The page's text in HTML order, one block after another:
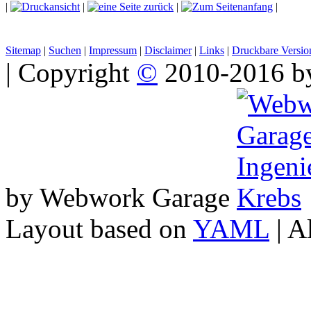
| | | |
Sitemap | Suchen | Impressum | Disclaimer| Links | Druckbare
| Copyright © 2010-2016
by Webwork Garage
Layout based on YAML |